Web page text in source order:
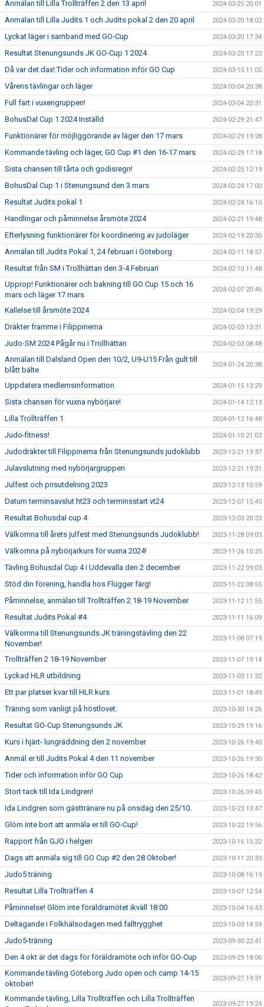
Anmälan till Lilla Trollträffen 2 den 13 april 2024-03-25 20:01
Anmälan till Lilla Judits 1 och Judits pokal 2 den 20 april 2024-03-20 18:02
Lyckat läger i samband med GO-Cup 2024-03-20 17:34
Resultat Stenungsunds JK GO-Cup 1 2024 2024-03-20 17:23
Då var det dax! Tider och information inför GO Cup 2024-03-15 11:05
Vårens tävlingar och läger 2024-03-04 20:38
Full fart i vuxengruppen! 2024-03-04 20:31
BohusDal Cup 1 2024 Inställd 2024-02-29 21:47
Funktionärer för möjliggörande av läger den 17 mars 2024-02-29 19:28
Kommande tävling och läger, GO Cup #1 den 16-17 mars 2024-02-29 17:18
Sista chansen till tårta och godisregn! 2024-02-25 12:19
BohusDal Cup 1 i Stenungsund den 3 mars 2024-02-24 17:00
Resultat Judits pokal 1 2024-02-24 16:10
Handlingar och påminnelse årsmöte 2024 2024-02-21 19:48
Efterlysning funktionärer för koordinering av judoläger 2024-02-19 20:30
Anmälan till Judits Pokal 1, 24 februari i Göteborg 2024-02-11 18:57
Resultat från SM i Trollhättan den 3-4 Februari 2024-02-10 11:48
Upprop! Funktionärer och bakning till GO Cup 15 och 16
mars och läger 17 mars
2024-02-07 20:46
Kallelse till årsmöte 2024 2024-02-04 19:29
Dräkter framme i Filippinerna 2024-02-03 13:31
Judo-SM 2024 Pågår nu i Trollhättan 2024-02-03 08:48
Anmälan till Dalsland Open den 10/2, U9-U15 Från gult till
blått bälte
2024-01-24 20:38
Uppdatera medlemsinformation 2024-01-15 13:29
Sista chansen för vuxna nybörjare! 2024-01-14 12:13
Lilla Trollträffen 1 2024-01-12 16:48
Judo-fitness! 2024-01-10 21:03
Judodräkter till Filippinerna från Stenungsunds judoklubb 2023-12-21 19:37
Julavslutning med nybörjargruppen 2023-12-21 19:31
Julfest och prisutdelning 2023 2023-12-13 10:59
Datum terminsavslut ht23 och terminsstart vt24 2023-12-07 15:45
Resultat Bohusdal cup 4 2023-12-03 20:33
Välkomna till årets julfest med Stenungsunds Judoklubb! 2023-11-28 09:03
Välkomna på nybörjarkurs för vuxna 2024! 2023-11-26 10:25
Tävling Bohusdal Cup 4 i Uddevalla den 2 december 2023-11-22 09:03
Stöd din förening, handla hos Flügger färg! 2023-11-22 08:55
Påminnelse, anmälan till Trollträffen 2 18-19 November 2023-11-12 11:55
Resultat Judits Pokal #4 2023-11-11 16:09
Välkomna till Stenungsunds JK träningstävling den 22
November!
2023-11-08 07:19
Trollträffen 2 18-19 November 2023-11-07 19:14
Lyckad HLR utbildning 2023-11-03 11:32
Ett par platser kvar till HLR kurs 2023-11-01 18:49
Träning som vanligt på höstlovet. 2023-10-30 14:26
Resultat GO-Cup Stenungsunds JK 2023-10-29 19:16
Kurs i hjärt- lungräddning den 2 november 2023-10-26 19:40
Anmäl er till Judits Pokal 4 den 11 november 2023-10-26 19:30
Tider och information inför GO Cup 2023-10-26 18:42
Stort tack till Ida Lindgren! 2023-10-26 09:45
Ida Lindgren som gästtränare nu på onsdag den 25/10. 2023-10-23 13:47
Glöm inte bort att anmäla er till GO-Cup! 2023-10-22 19:56
Rapport från GJO i helgen 2023-10-16 15:32
Dags att anmäla sig till GO Cup #2 den 28 Oktober! 2023-10-11 20:33
Judo5 träning 2023-10-08 16:19
Resultat Lilla Trollträffen 4 2023-10-07 12:54
Påminnelse! Glöm inte föräldramötet ikväll 18:00 2023-10-04 16:43
Deltagande i Folkhälsodagen med falltrygghet 2023-10-03 14:59
Judo5-träning 2023-09-30 22:41
Den 4 okt är det dags för föräldramöte och inför GO-Cup 2023-09-29 18:06
Kommande tävling Göteborg Judo open och camp 14-15
oktober!
2023-09-27 19:31
Kommande tävling, Lilla Trollträffen och Lilla Trollträffen
2023-09-27 19:24